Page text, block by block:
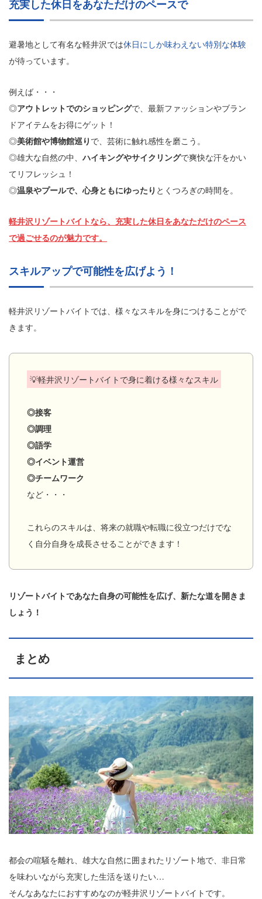
充実した休日をあなただけのペースで
避暑地として有名な軽井沢では休日にしか味わえない特別な体験
が待っています。
例えば・・・
◎アウトレットでのショッピングで、最新ファッションやブラン
ドアイテムをお得にゲット！
◎美術館や博物館巡り で、芸術に触れ感性を磨こう。
◎雄大な自然の中、ハイキングやサイクリングで爽快な汗をかい
てリフレッシュ！
◎温泉やプールで、心身ともにゆったり とくつろぎの時間を。
軽井沢リゾートバイトなら、充実した休日をあなただけのペース
で過ごせるのが魅力です。
スキルアップで可能性を広げよう！
軽井沢リゾートバイトでは、様々なスキルを身につけることがで
きます。
💡軽井沢リゾートバイトで身に着ける様々なスキル
◎接客
◎調理
◎語学
◎イベント運営
◎チームワーク
など・・・
これらのスキルは、将来の就職や転職に役立つだけでな
く自分自身を成長させることができます！
リゾートバイトであなた自身の可能性を広げ、新たな道を開きま
しょう！
まとめ
都会の喧騒を離れ、雄大な自然に囲まれたリゾート地で、非日常
を味わいながら充実した生活を送りたい…
そんなあなたにおすすめなのが軽井沢リゾートバイトです。